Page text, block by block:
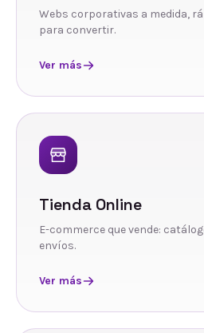
Webs corporativas a medida,
para convertir.
Ver más
Tienda Online
E-commerce que vende:
envíos.
Ver más